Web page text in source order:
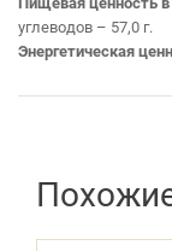
углеводов – 57,0 г.
Энергетическая